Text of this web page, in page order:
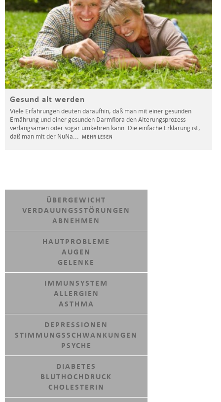
Gesund alt werden
Viele Erfahrungen deuten daraufhin, daß man mit einer gesunden
Ernährung und einer gesunden Darmflora den Alterungsprozess
verlangsamen oder sogar umkehren kann. Die einfache Erklärung ist,
daß man mit der NuNa... MEHR LESEN
ÜBERGEWICHT
VERDAUUNGSSTÖRUNGEN
ABNEHMEN
HAUTPROBLEME
AUGEN
GELENKE
IMMUNSYSTEM
ALLERGIEN
ASTHMA
DEPRESSIONEN
STIMMUNGSSCHWANKUNGEN
PSYCHE
DIABETES
BLUTHOCHDRUCK
CHOLESTERIN